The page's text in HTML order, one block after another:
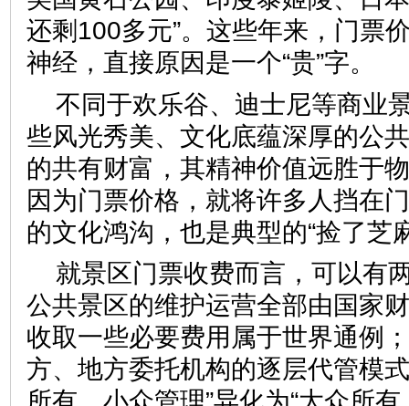
还剩100多元”。这些年来，门票
神经，直接原因是一个“贵”
不同于欢乐谷、迪士尼等商业
些风光秀美、文化底蕴深厚的公
的共有财富，其精神价值远胜于
因为门票价格，就将许多人挡在
的文化鸿沟，也是典型的“捡
就景区门票收费而言，可以有
公共景区的维护运营全部由国家
收取一些必要费用属于世界通例
方、地方委托机构的逐层代管模